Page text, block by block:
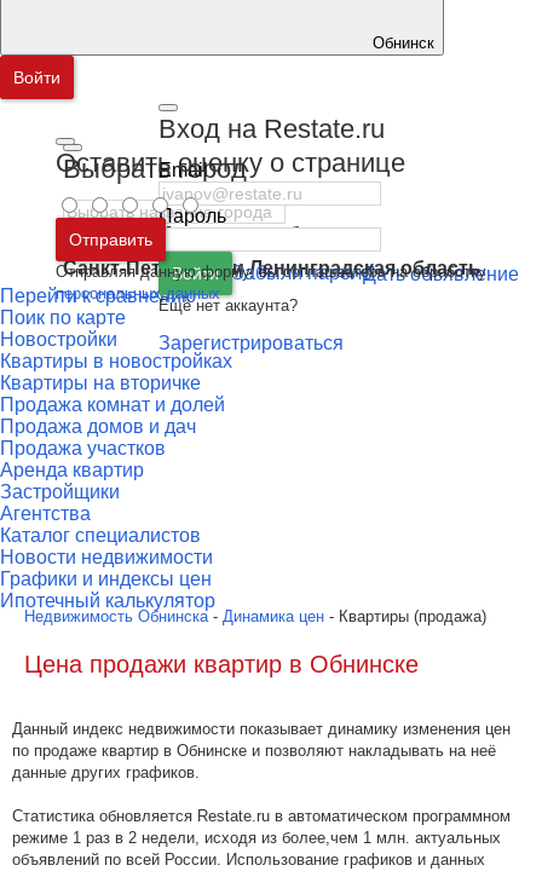
Обнинск
Войти
Дать объявление
Перейти к сравнению
Поик по карте
Новостройки
Квартиры в новостройках
Квартиры на вторичке
Продажа комнат и долей
Продажа домов и дач
Продажа участков
Аренда квартир
Застройщики
Агентства
Каталог специалистов
Новости недвижимости
Графики и индексы цен
Ипотечный калькулятор
Выбрать город
Москва и
Московская область
Санкт-Петербург иЛенинградская область
Вход на Restate.ru
Email
Пароль
Войти Забыли пароль
Ещё нет аккаунта?
Зарегистрироваться
Недвижимость Обнинска - Динамика цен - Квартиры (продажа)
Цена продажи квартир в Обнинске
Данный индекс недвижимости показывает динамику изменения цен
по продаже квартир в Обнинске и позволяют накладывать на неё
данные других графиков.
Статистика обновляется Restate.ru в автоматическом программном
режиме 1 раз в 2 недели, исходя из более,чем 1 млн. актуальных
объявлений по всей России. Использование графиков и данных
Оставить оценку о странице
Отправить
Отправляя данную форму, вы соглашаетесь на обработку
персональных данных